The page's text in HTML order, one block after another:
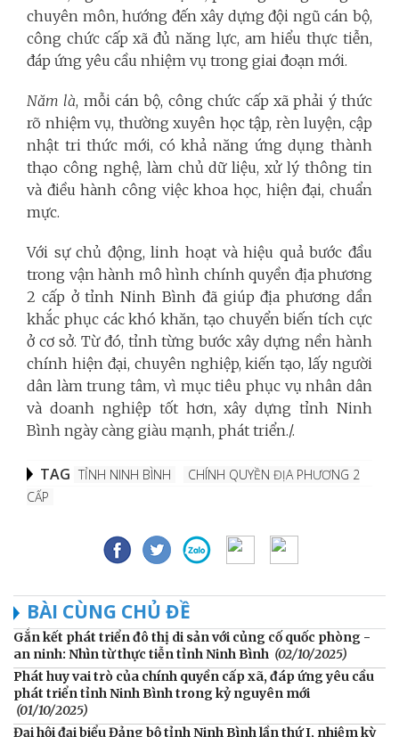
chuyên môn, hướng đến xây dựng đội ngũ cán bộ,
công chức cấp xã đủ năng lực, am hiểu thực tiễn,
đáp ứng yêu cầu nhiệm vụ trong giai đoạn mới.
Năm là, mỗi cán bộ, công chức cấp xã phải ý thức
rõ nhiệm vụ, thường xuyên học tập, rèn luyện, cập
nhật tri thức mới, có khả năng ứng dụng thành
thạo công nghệ, làm chủ dữ liệu, xử lý thông tin
và điều hành công việc khoa học, hiện đại, chuẩn
mực.
Với sự chủ động, linh hoạt và hiệu quả bước đầu
trong vận hành mô hình chính quyền địa phương
2 cấp ở tỉnh Ninh Bình đã giúp địa phương dần
khắc phục các khó khăn, tạo chuyển biến tích cực
ở cơ sở. Từ đó, tỉnh từng bước xây dựng nền hành
chính hiện đại, chuyên nghiệp, kiến tạo, lấy người
dân làm trung tâm, vì mục tiêu phục vụ nhân dân
và doanh nghiệp tốt hơn, xây dựng tỉnh Ninh
Bình ngày càng giàu mạnh, phát triển./.
TAG TỈNH NINH BÌNH
CHÍNH QUYỀN ĐỊA PHƯƠNG 2
CẤP
BÀI CÙNG CHỦ ĐỀ
Gắn kết phát triển đô thị di sản với củng cố quốc phòng -
an ninh: Nhìn từ thực tiễn tỉnh Ninh Bình (02/10/2025)
Phát huy vai trò của chính quyền cấp xã, đáp ứng yêu cầu
phát triển tỉnh Ninh Bình trong kỷ nguyên mới
(01/10/2025)
Đại hội đại biểu Đảng bộ tỉnh Ninh Bình lần thứ I, nhiệm kỳ